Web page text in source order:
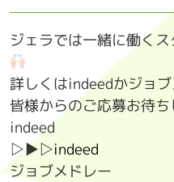
ジェラでは一緒に働く
詳しくはindeedかジョ
皆様からのご応募お待
indeed
▷▶▷indeed
ジョブメドレー